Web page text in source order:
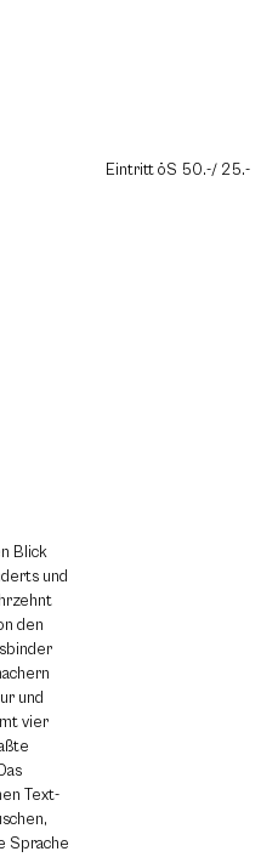
Eintritt öS 50.-/ 25.-
Blick
und
den
und
vier
Text-
Sprache